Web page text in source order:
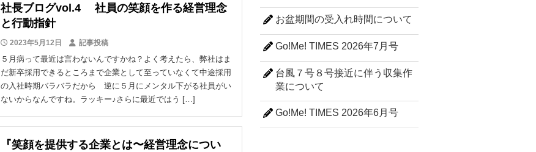
社長ブログvol.4 社員の笑顔を作る経営理念
と行動指針
2023年5月12日 記事投稿
５月病って最近は言わないんですかね？よく考えたら、弊社はま
だ新卒採用できるところまで企業として至っていなくて中途採用
の入社時期バラバラだから 逆に５月にメンタル下がる社員がい
ないからなんですね。ラッキー♪さらに最近ではう […]
『笑顔を提供する企業とは〜経営理念につい
お盆期間の受入れ時間について
Go!Me! TIMES 2026年7月号
台風７号８号接近に伴う収集作
業について
Go!Me! TIMES 2026年6月号